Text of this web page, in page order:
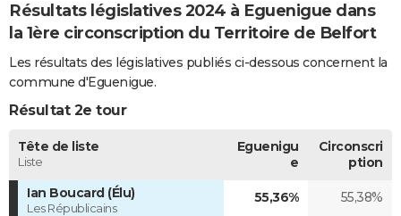
Bricolage
Lifestyle
Culture
Sport
Auto
Television
Voyage
Cinema
Résultats législatives 2024 à Eguenigue dans
la 1ère circonscription du Territoire de Belfort
Les résultats des législatives publiés ci-dessous concernent la
commune d'Eguenigue.
Résultat 2e tour
Tête de liste
Liste
Eguenigu
e
Circonscri
ption
Ian Boucard (Élu)
Les Républicains
55,36% 55,38%